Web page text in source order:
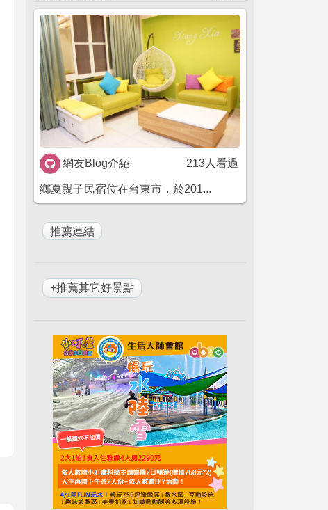
網友Blog介紹 213人看過
鄉夏親子民宿位在台東市，於201...
+推薦其它好景點